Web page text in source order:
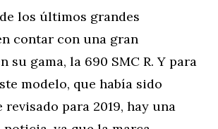
los últimos grandes
contar con una gran
su gama, la 690 SMC R. Y para
modelo, que había sido
revisado para 2019, hay una